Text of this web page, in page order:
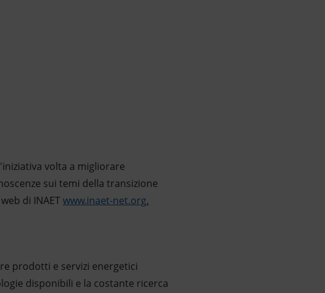
volta a migliorare
sui temi della transizione
di INAETwww.inaet-net.org.
prodotti e servizi energetici
disponibili e la costante ricerca